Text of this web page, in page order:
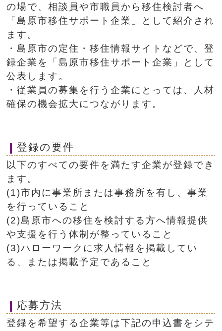
の場で、相談員や市職員から移住検討者へ
「島原市移住サポート企業」として紹介され
ます。
・島原市の定住・移住情報サイトなどで、登
録企業を「島原市移住サポート企業」として
公表します。
・従業員の募集を行う企業にとっては、人材
確保の機会拡大につながります。
登録の要件
以下のすべての要件を満たす企業が登録でき
ます。
(1)市内に事業所または事務所を有し、事業
を行っていること
(2)島原市への移住を検討する方へ情報提供
や支援を行う体制が整っていること
(3)ハローワークに求人情報を掲載してい
る、または掲載予定であること
応募方法
登録を希望する企業等は下記の申込書をシテ